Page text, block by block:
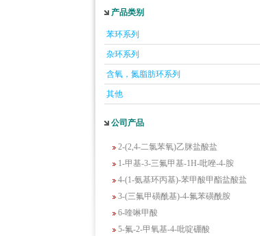
产品类别
苯环系列
杂环系列
含氧，氮脂肪环系列
其他
公司产品
5-羟基异喹啉
2-甲基-6-羟基-4-嘧啶甲酸
3-氟-2-硝基苯甲酸
2-羟甲基-4-氨基吡啶
2-(羟甲基)丙烯酸乙酯(含稳定剂HQ);2-羟
甲基丙烯酸乙酯
3-氨基-4-溴苯酚